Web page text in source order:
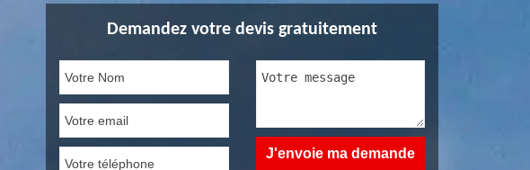
Demandez votre devis gratuitement